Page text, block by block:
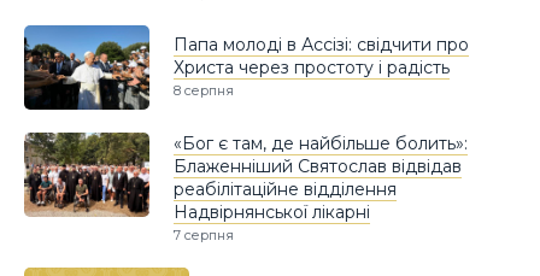
Папа молоді в Ассізі: свідчити про
Христа через простоту і радість
8 серпня
«Бог є там, де найбільше болить»:
Блаженніший Святослав відвідав
реабілітаційне відділення
Надвірнянської лікарні
7 серпня